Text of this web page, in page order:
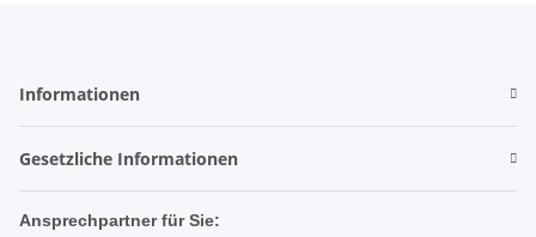
Informationen
Gesetzliche Informationen
Ansprechpartner für Sie: